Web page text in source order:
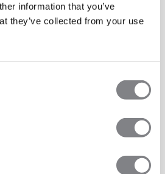
information that you’ve
they’ve collected from your use